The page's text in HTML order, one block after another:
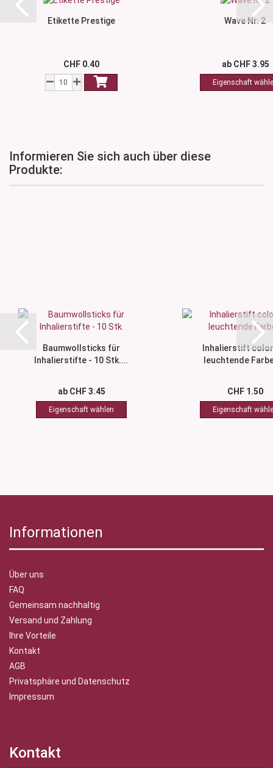
Etikette Prestige
CHF 0.40
Wave Nr. 2
ab CHF 3.95
Informieren Sie sich auch über diese
Produkte:
Baumwollsticks für
Inhalierstifte - 10 Stk....
ab CHF 3.45
Inhalierstift
leuchtende
CHF 1.50
Informationen
Über uns
FAQ
Gemeinsam nachhaltig
Versand und Zahlung
Ihre Vorteile
Kontakt
AGB
Privatsphäre und Datenschutz
Impressum
Kontakt